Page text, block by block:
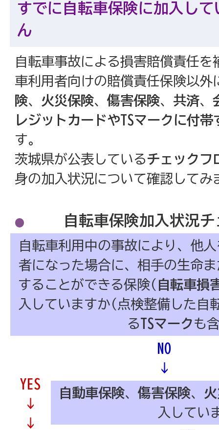
すでに自転車保険に加入し
ん
自転車事故による損害賠償責任を
車利用者向けの賠償責任保険以外
険、 火災保険、 傷害保険、 共済、
レジットカードやTSマークに付帯
す。
茨城県が公表しているチェックフ
身の加入状況について確認してみ
自転車保険加入状況
自転車利用中の事故により、他
者になった場合に、相手の生命
することができる保険( 自転車損
入していますか(点検整備した自
るTSマークも
YES
↓
↓
NO
↓
自動車保険、 傷害保険、
入してい